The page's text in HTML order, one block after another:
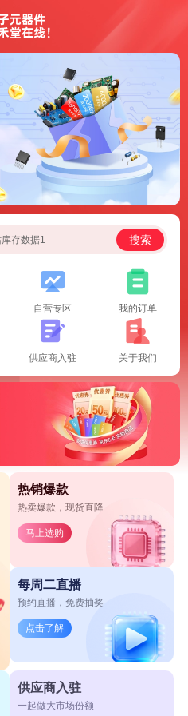
存数据1 搜索
自营专区 我的订单
供应商入驻 关于我们
热销爆款
热卖爆款，现货直降
马上选购
每周二直播
预约直播，免费抽奖
点击了解
供应商入驻
一起做大市场份额